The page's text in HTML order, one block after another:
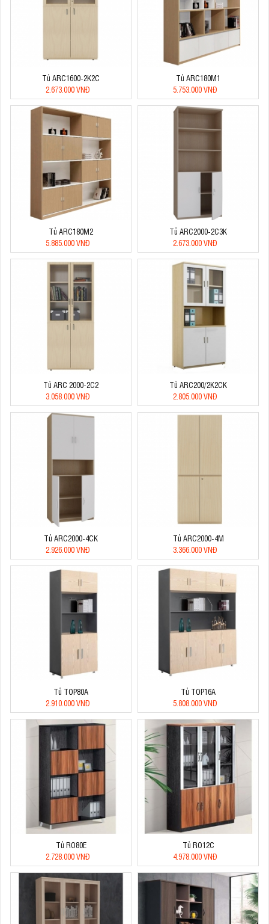
Tủ ARC1600-2K2C
2.673.000 VNĐ
Tủ ARC180M1
5.753.000 VNĐ
Tủ ARC180M2
5.885.000 VNĐ
Tủ ARC2000-2C3K
2.673.000 VNĐ
Tủ ARC 2000-2C2
3.058.000 VNĐ
Tủ ARC200/2K2CK
2.805.000 VNĐ
Tủ ARC2000-4CK
2.926.000 VNĐ
Tủ ARC2000-4M
3.366.000 VNĐ
Tủ TOP80A
2.910.000 VNĐ
Tủ TOP16A
5.808.000 VNĐ
Tủ RO80E
2.728.000 VNĐ
Tủ RO12C
4.978.000 VNĐ